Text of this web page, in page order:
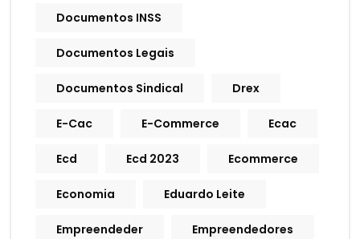
Documentos INSS
Documentos Legais
Documentos Sindical Drex
E-Cac E-Commerce Ecac
Ecd Ecd 2023 Ecommerce
Economia Eduardo Leite
Empreendeder Empreendedores